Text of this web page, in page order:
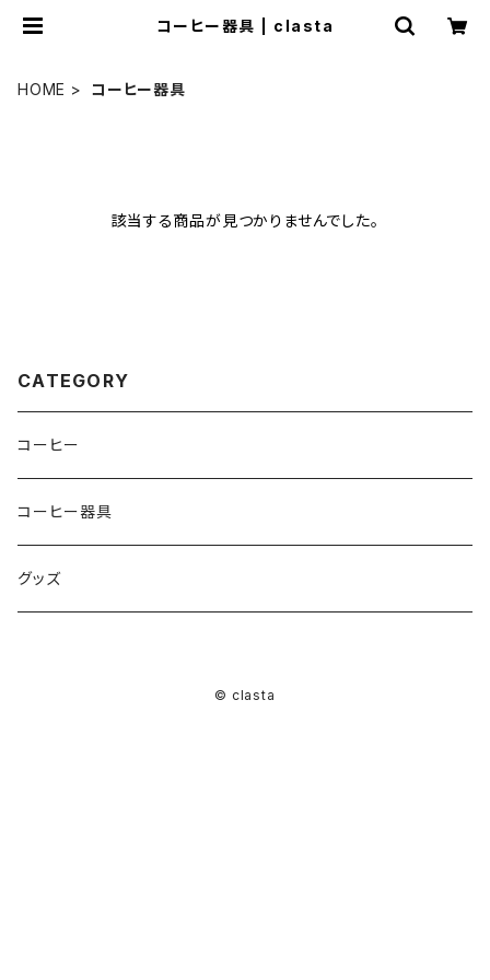
コーヒー器具 | clasta
HOME コーヒー器具
該当する商品が見つかりませんでした。
CATEGORY
コーヒー
コーヒー器具
グッズ
© clasta